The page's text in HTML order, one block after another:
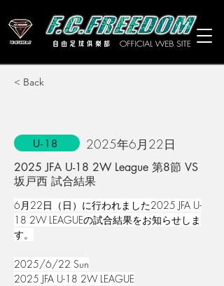
< Back
U-18 2025年6月22日
2025 JFA U-18 2W League 第8節 VS
坂戸西 試合結果
6月22日（日）に行われました2025 JFA U-
18 2W LEAGUEの試合結果をお知らせしま
す。
2025/6/22 Sun
2025 JFA U-18 2W LEAGUE